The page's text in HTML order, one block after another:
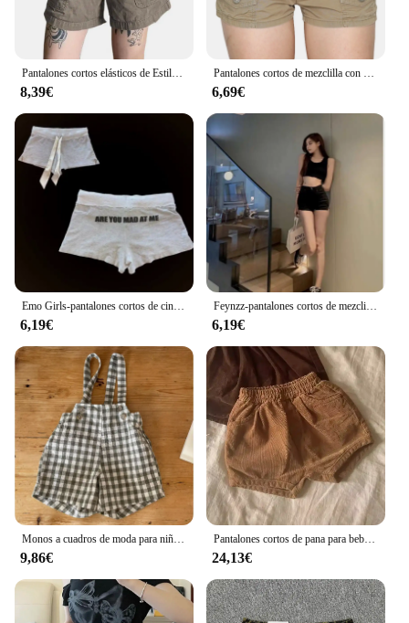
Pantalones cortos elásticos de Estilo Vintage para mujer, peto informal de color liso con bolsillos, ropa de calle para club nocturno, 2024
8,39€
Pantalones cortos de mezclilla con bolsillos elásticos para mujer, ropa de calle Sexy, Y2K, sólido, Retro, corte bajo, Joggers Vintage
6,69€
Emo Girls-pantalones cortos de cintura alta con estampado de letras Punk para mujer, Vintage, Sexy, gótico, Pastel, Y2k, ropa de calle, pantalones cortos deportivos, Verano
6,19€
Feynzz-pantalones cortos de mezclilla azul para mujer, Shorts sexys de cintura alta con botones y bolsillos, ajustados, ropa de calle para la playa, verano 2021
6,19€
Monos a cuadros de moda para niño y niña, pantalones cortos con tirantes que combinan con todo, pantalones cortos de lino y algodón simples finos de verano para bebé
9,86€
Pantalones cortos de pana para bebé, Shorts de color liso, acanalados, a la moda, novedad de otoño, 2024
24,13€